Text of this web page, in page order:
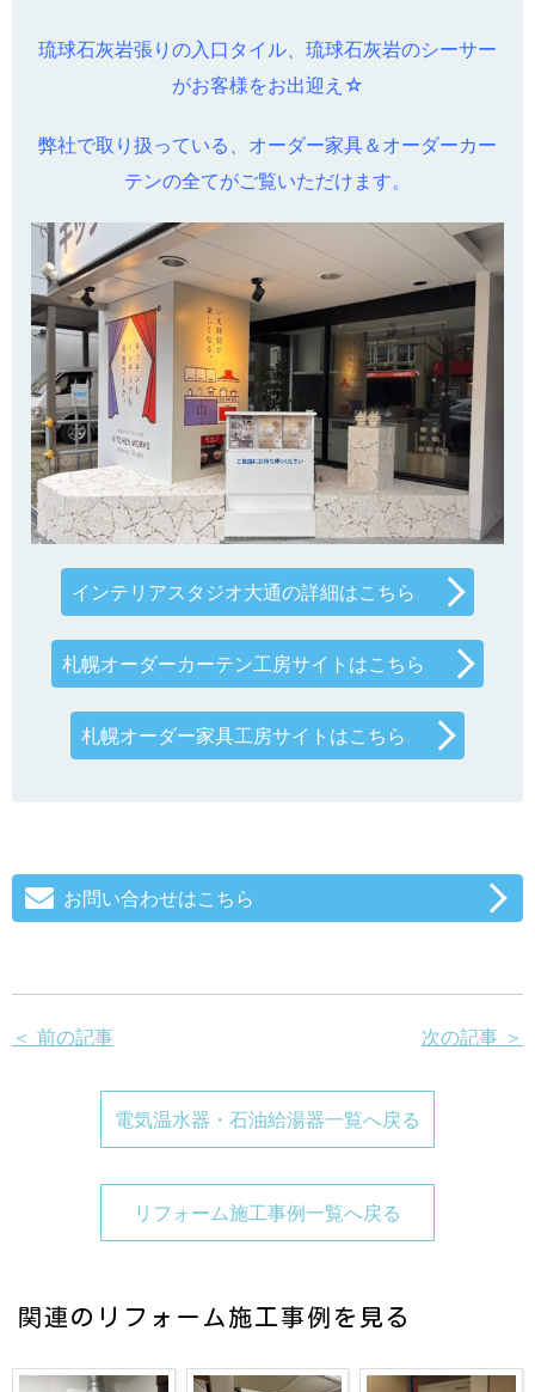
琉球石灰岩張りの入口タイル、琉球石灰岩のシーサー
がお客様をお出迎え☆
弊社で取り扱っている、オーダー家具＆オーダーカー
テンの全てがご覧いただけます。
インテリアスタジオ大通の詳細はこちら
札幌オーダーカーテン工房サイトはこちら
札幌オーダー家具工房サイトはこちら
お問い合わせはこちら
＜ 前の記事 次の記事 ＞
電気温水器・石油給湯器一覧へ戻る
リフォーム施工事例一覧へ戻る
関連のリフォーム施工事例を見る